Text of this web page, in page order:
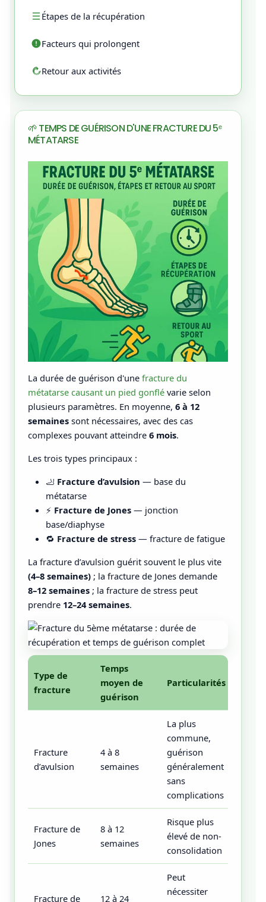
Étapes de la récupération
Facteurs qui prolongent
Retour aux activités
🌱 TEMPS DE GUÉRISON D'UNE FRACTURE DU 5ᵉ
MÉTATARSE
La durée de guérison d'une fracture du
métatarse causant un pied gonflé varie selon
plusieurs paramètres. En moyenne, 6 à 12
semaines sont nécessaires, avec des cas
complexes pouvant atteindre 6 mois.
Les trois types principaux :
🦶 Fracture d’avulsion — base du
métatarse
⚡ Fracture de Jones — jonction
base/diaphyse
🔁 Fracture de stress — fracture de fatigue
La fracture d’avulsion guérit souvent le plus vite
(4–8 semaines) ; la fracture de Jones demande
8–12 semaines ; la fracture de stress peut
prendre 12–24 semaines.
Type de
fracture
Temps
moyen de
guérison
Particularités
Fracture
d’avulsion
4 à 8
semaines
La plus
commune,
guérison
généralement
sans
complications
Fracture de
Jones
8 à 12
semaines
Risque plus
élevé de non-
consolidation
Fracture de 12 à 24
Peut
nécessiter